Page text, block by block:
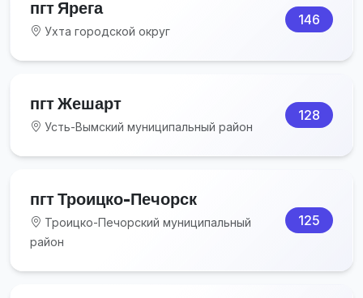
пгт Ярега
Ухта городской округ
146
пгт Жешарт
Усть-Вымский муниципальный район
128
пгт Троицко-Печорск
Троицко-Печорский муниципальный
район
125